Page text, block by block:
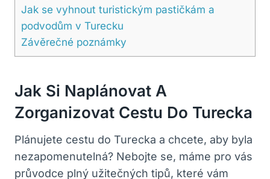
Jak se vyhnout turistickým pastičkám a
podvodům v Turecku
Závěrečné poznámky
Jak Si Naplánovat A
Zorganizovat Cestu Do Turecka
Plánujete cestu do Turecka a chcete, aby byla
nezapomenutelná? Nebojte se, máme pro vás
průvodce plný užitečných tipů, které vám